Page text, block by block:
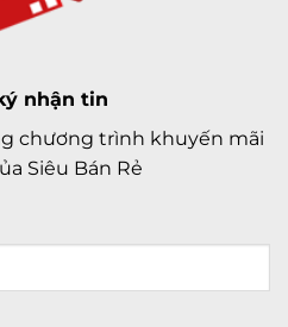
nhận tin
chương trình khuyến mãi
Siêu Bán Rẻ